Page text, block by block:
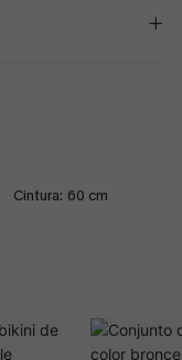
Cintura: 60 cm